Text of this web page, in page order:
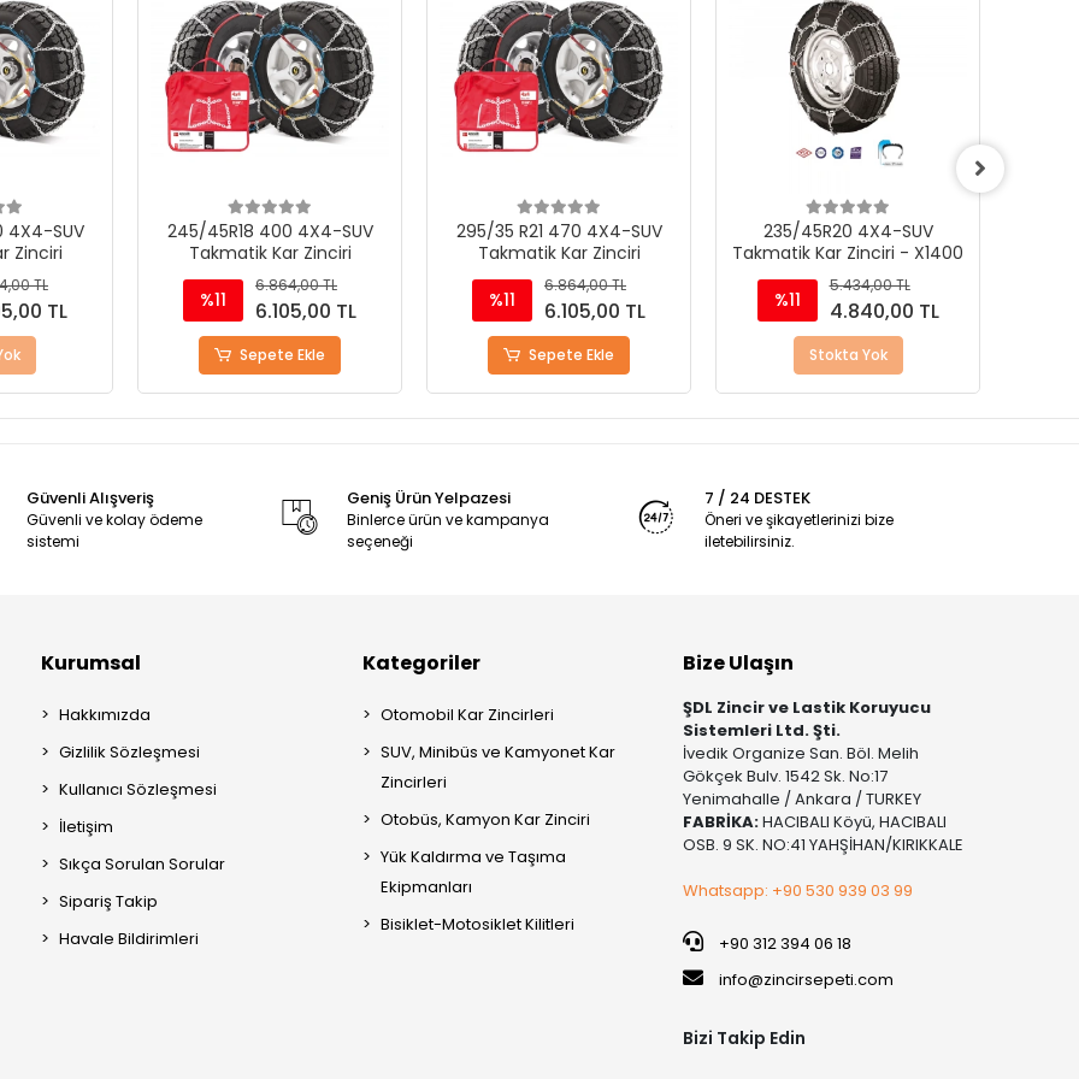
4X4-SUV
Zinciri
TL
TL
295/35 R21 470 4X4-SUV
Takmatik Kar Zinciri
%11
6.864,00 TL
6.105,00 TL
Sepete Ekle
235/45R20 4X4-SUV
Takmatik Kar Zinciri - X1400
%11
5.434,00 TL
4.840,00 TL
Stokta Yok
255/55R19 4X4-SUV
Takmatik Kar Zinciri - X1200
%11
5.434,00 TL
4.840,00 TL
Sepete Ekle
Güvenli Alışveriş
Güvenli ve kolay ödeme
sistemi
Geniş Ürün Yelpazesi
Binlerce ürün ve kampanya
seçeneği
7 / 24 DESTEK
Öneri ve şikayetlerinizi bize
iletebilirsiniz.
Kurumsal
Hakkımızda
Gizlilik Sözleşmesi
Kullanıcı Sözleşmesi
İletişim
Sıkça Sorulan Sorular
Sipariş Takip
Havale Bildirimleri
Kategoriler
Otomobil Kar Zincirleri
SUV, Minibüs ve Kamyonet Kar
Zincirleri
Otobüs, Kamyon Kar Zinciri
Yük Kaldırma ve Taşıma
Ekipmanları
Bisiklet-Motosiklet Kilitleri
Bize Ulaşın
ŞDL Zincir ve Lastik Koruyucu
Sistemleri Ltd. Şti.
İvedik Organize San. Böl. Melih
Gökçek Bulv. 1542 Sk. No:17
Yenimahalle / Ankara / TURKEY
FABRİKA:HACIBALI Köyü, HACIBALI
OSB. 9 SK. NO:41 YAHŞİHAN/KIRIKKALE
Whatsapp: +90 530 939 03 99
+90 312 394 06 18
info@zincirsepeti.com
Bizi Takip Edin